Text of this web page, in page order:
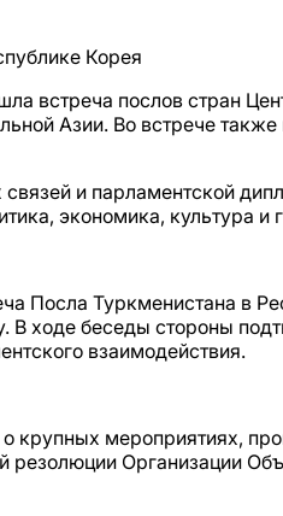
Корея
встреча послов стран
Азии. Во встрече
и парламентской
экономика, культура
Посла Туркменистана в
ходе беседы стороны
взаимодействия.
мероприятиях,
Организации